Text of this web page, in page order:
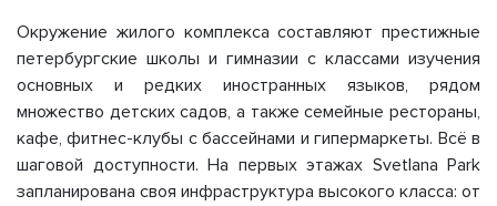
Окружение жилого комплекса составляют престижные
петербургские школы и гимназии с классами изучения
основных и редких иностранных языков, рядом
множество детских садов, а также семейные рестораны,
кафе, фитнес-клубы с бассейнами и гипермаркеты. Всё в
шаговой доступности. На первых этажах Svetlana Park
запланирована своя инфраструктура высокого класса: от